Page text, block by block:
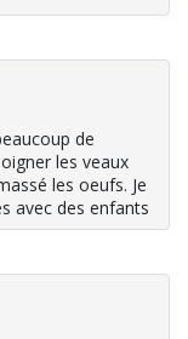
de
les veaux
les oeufs. Je
avec des enfants